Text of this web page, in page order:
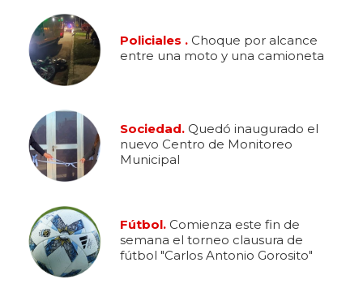
Policiales . Choque por alcance
entre una moto y una camioneta
Sociedad. Quedó inaugurado el
nuevo Centro de Monitoreo
Municipal
Fútbol. Comienza este fin de
semana el torneo clausura de
fútbol "Carlos Antonio Gorosito"